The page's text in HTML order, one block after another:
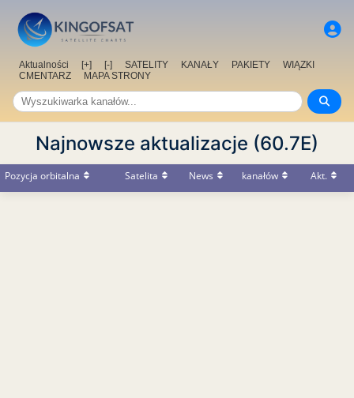
Aktualności [+] [-] SATELITY KANAŁY PAKIETY
WIĄZKI
CMENTARZ
MAPA STRONY
Najnowsze aktualizacje (60.7E)
Pozycja orbitalna Satelita News kanałów Akt.